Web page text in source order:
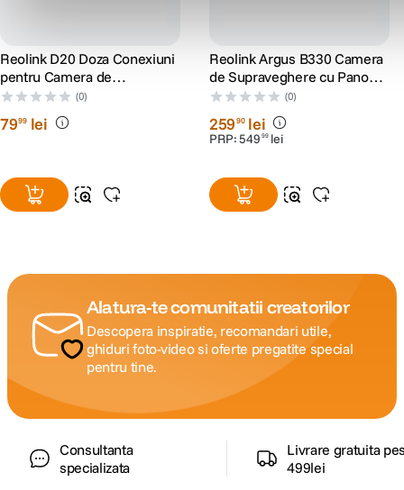
Reolink D20 Doza Conexiuni
pentru Camera de
Supraveghere Reolink
(0)
7999 lei
Reolink Argus B330 Camera
de Supraveghere cu Panou
Solar 4 MP si Inteligenta
Artificiala
(0)
25990 lei
PRP:549 99 lei
Alatura-te comunitatii creatorilor
Descopera inspiratie, recomandari utile,
ghiduri foto-video si oferte pregatite special
pentru tine.
Consultanta
specializata
Livrare gratuita
499lei